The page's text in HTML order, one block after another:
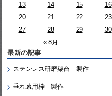
« 8月
13
14 15 16
20
21 22 23
27
28 29 30
最新の記事
ステンレス研磨架台 製作
垂れ幕用枠 製作